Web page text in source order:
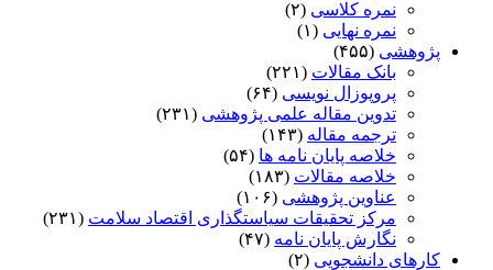
نمره کلاسی (۲)
نمره نهایی (۱)
پژوهشی (۴۵۵)
بانک مقالات (۲۲۱)
پروپوزال نویسی (۶۴)
تدوین مقاله علمی پژوهشی (۲۳۱)
ترجمه مقاله (۱۴۳)
خلاصه پایان نامه ها (۵۴)
خلاصه مقالات (۱۸۳)
عناوین پژوهشی (۱۰۶)
مرکز تحقیقات سیاستگذاری اقتصاد سلامت (۲۳۱)
نگارش پایان نامه (۴۷)
کارهای دانشجویی (۲)